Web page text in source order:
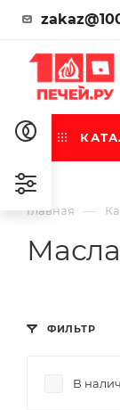
Главная —
ФИЛЬТР
В